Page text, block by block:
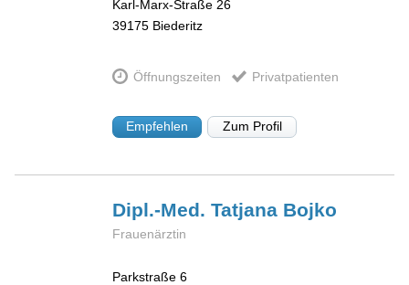
Karl-Marx-Straße 26
39175 Biederitz
Öffnungszeiten Privatpatienten
Empfehlen Zum Profil
Dipl.-Med. Tatjana Bojko
Frauenärztin
Parkstraße 6